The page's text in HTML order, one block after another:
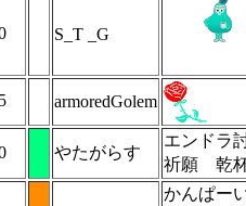
S_T _G
armoredGolem
やたがらす
エンドラ
祈願 乾
かんぱー